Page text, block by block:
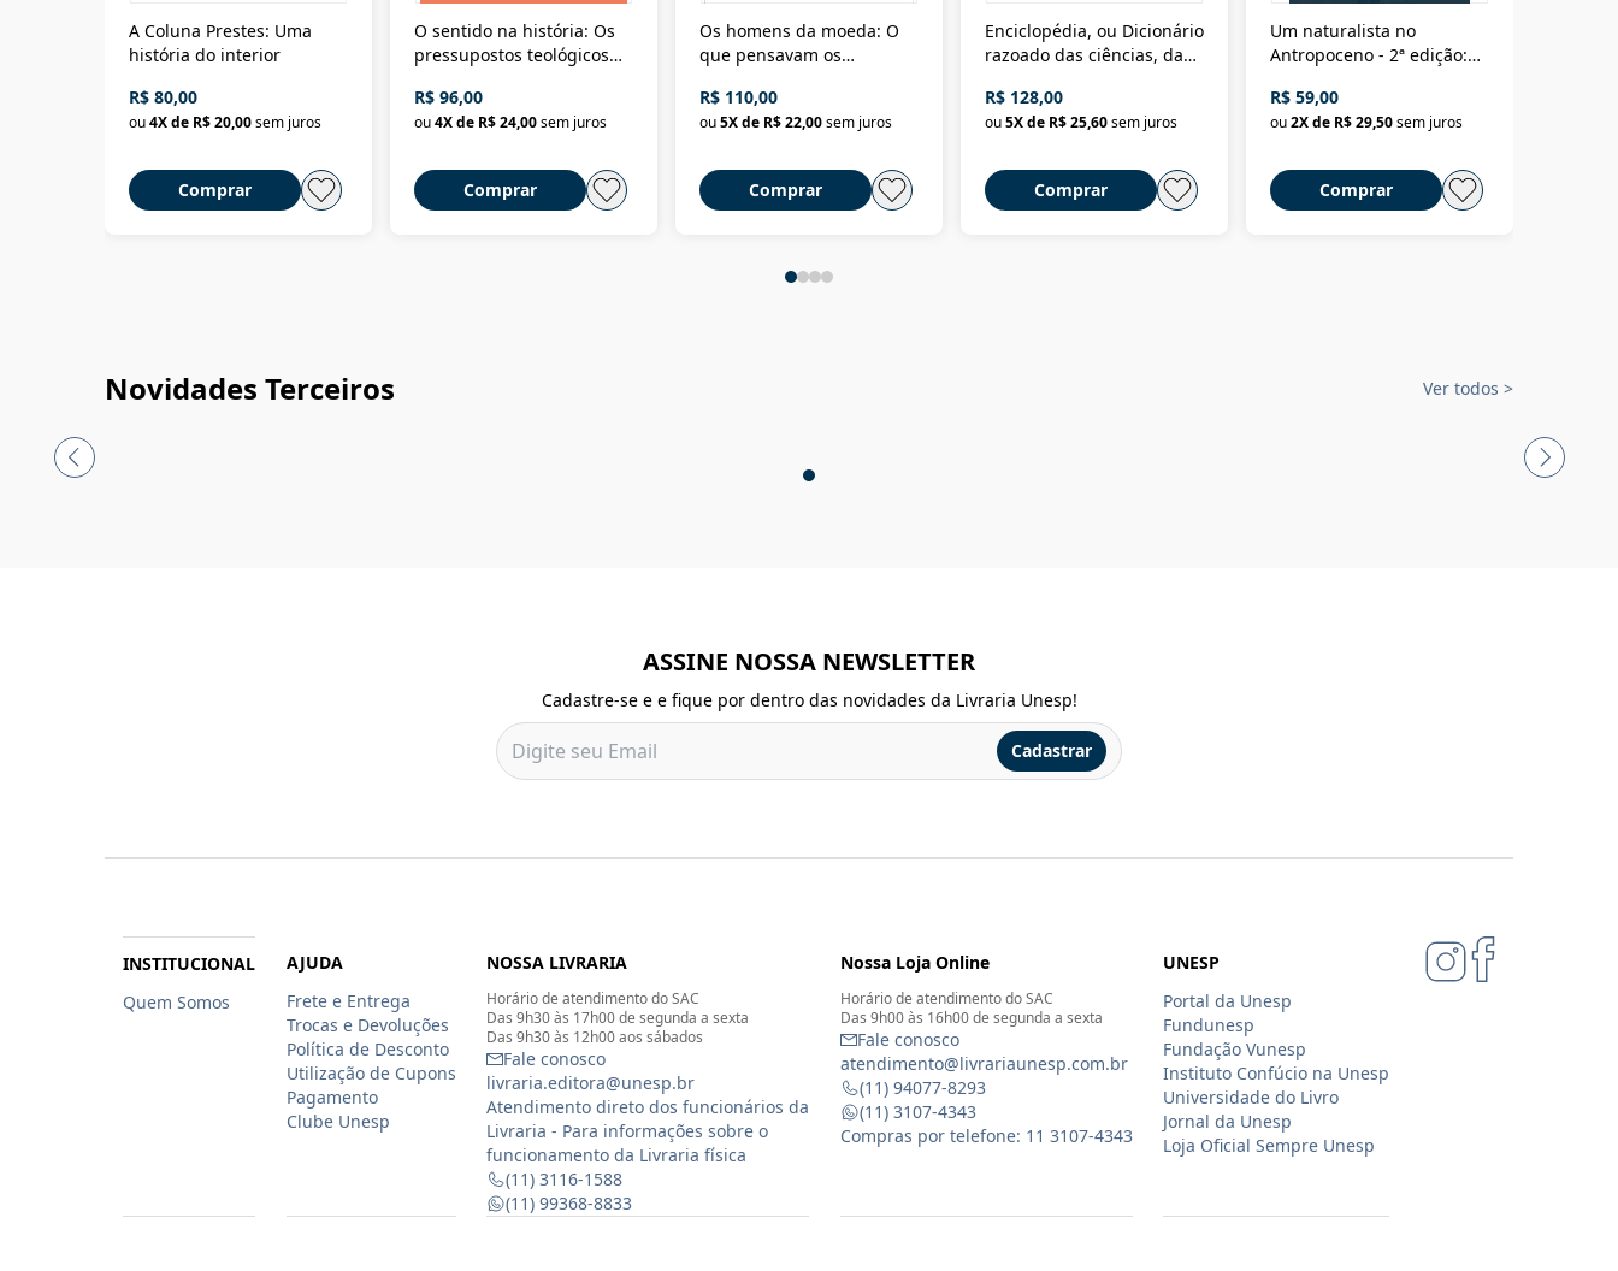
A Coluna Prestes: Uma
história do interior
R$ 80,00
ou4X de R$ 20,00sem juros
Comprar
O sentido na história: Os
pressupostos teológicos
R$ 96,00
ou4X de R$ 24,00sem juros
Comprar
Os homens da moeda: O
que pensavam os
Nova República (1985-
2018)
R$ 110,00
ou5X de R$ 22,00sem juros
Comprar
Enciclopédia, ou Dicionário
razoado das ciências, das
Civilização material
R$ 128,00
ou5X de R$ 25,60sem juros
Comprar
Um naturalista no
Antropoceno - 2ª edição:
selvagem
R$ 59,00
ou2X de R$ 29,50sem juros
Comprar
Novidades Terceiros Ver todos >
ASSINE NOSSA NEWSLETTER
Cadastre-se e e fique por dentro das novidades da Livraria Unesp!
Cadastrar
INSTITUCIONAL
Quem Somos
AJUDA
Frete e Entrega
Trocas e Devoluções
Política de Desconto
Utilização de Cupons
Pagamento
Clube Unesp
NOSSA LIVRARIA
Horário de atendimento do SAC
Das 9h30 às 17h00 de segunda a sexta
Das 9h30 às 12h00 aos sábados
Fale conosco
livraria.editora@unesp.br
Atendimento direto dos funcionários da
Livraria - Para informações sobre o
funcionamento da Livraria física
(11) 3116-1588
(11) 99368-8833
Nossa Loja Online
Horário de atendimento do SAC
Das 9h00 às 16h00 de segunda a sexta
Fale conosco
atendimento@livrariaunesp.com.br
(11) 94077-8293
(11) 3107-4343
Compras por telefone: 11 3107-4343
UNESP
Portal da Unesp
Fundunesp
Fundação Vunesp
Instituto Confúcio na Unesp
Universidade do Livro
Jornal da Unesp
Loja Oficial Sempre Unesp